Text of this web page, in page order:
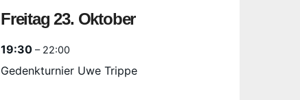
Freitag 23. Oktober
19:30 – 22:00
Gedenkturnier Uwe Trippe